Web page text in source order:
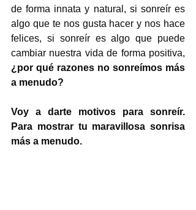
de forma innata y natural, si sonreír es
algo que te nos gusta hacer y nos hace
felices, si sonreír es algo que puede
¿por qué razones no sonreímos más
a menudo?
Voy a darte motivos para sonreír.
Para mostrar tu maravillosa sonrisa
más a menudo.